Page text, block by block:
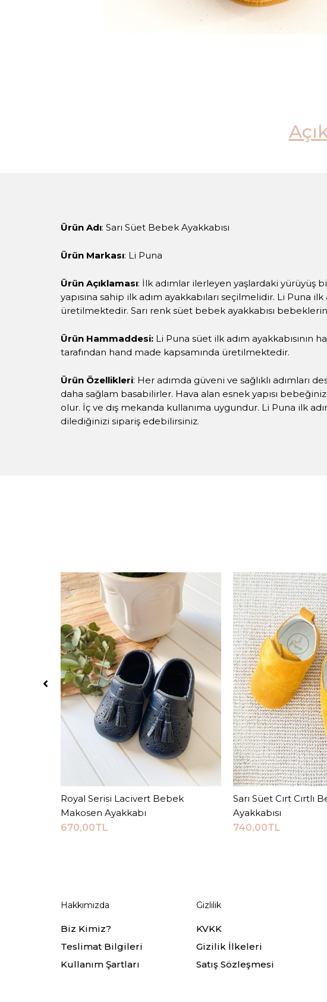
Ürün Adı: Sarı Süet Bebek Ayakkabısı
Ürün Markası: Li Puna
Ürün Açıklaması: İlk adımlar ilerleyen yaşlardaki
yapısına sahip ilk adım ayakkabıları seçilmelidir. Li Puna
üretilmektedir. Sarı renk süet bebek ayakkabısı
Ürün Hammaddesi: Li Puna süet ilk adım
tarafından hand made kapsamında üretilmektedir.
Ürün Özellikleri: Her adımda güveni ve sağlıklı adımları
daha sağlam basabilirler. Hava alan esnek yapısı
olur. İç ve dış mekanda kullanıma uygundur. Li Puna ilk
dilediğinizi sipariş edebilirsiniz.
Sepete Ekle
Royal Serisi Lacivert Bebek
Makosen Ayakkabı
670,00TL
Sepete
Sarı Süet Cırt Cırtlı
Ayakkabısı
740,00TL
Hakkımızda
Biz Kimiz?
Teslimat Bilgileri
Kullanım Şartları
Gizlilik
KVKK
Gizilik İlkeleri
Satış Sözleşmesi